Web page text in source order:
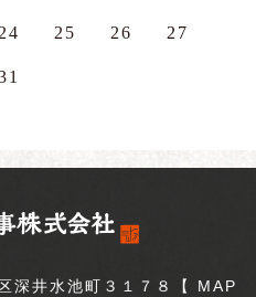
24 25 26 27
深井水池町３１７８【 MAP